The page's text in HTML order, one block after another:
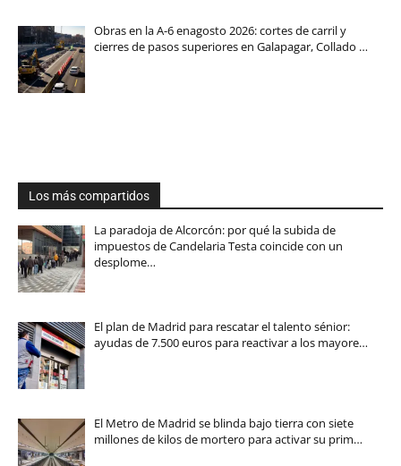
Obras en la A-6 enagosto 2026: cortes de carril y
cierres de pasos superiores en Galapagar, Collado …
Los más compartidos
La paradoja de Alcorcón: por qué la subida de
impuestos de Candelaria Testa coincide con un
desplome…
El plan de Madrid para rescatar el talento sénior:
ayudas de 7.500 euros para reactivar a los mayore…
El Metro de Madrid se blinda bajo tierra con siete
millones de kilos de mortero para activar su prim…